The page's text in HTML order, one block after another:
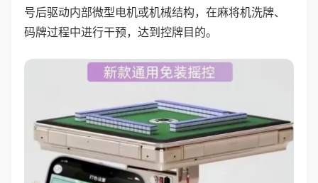
号后驱动内部微型电机或机械结构，在麻将机洗牌、
码牌过程中进行干预，达到控牌目的。